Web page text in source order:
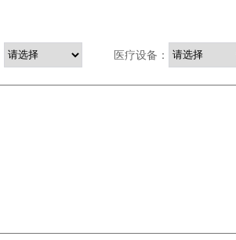
医疗设备：